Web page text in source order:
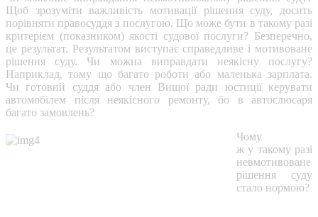
Щоб зрозуміти важливість мотивації рішення суду, досить
порівняти правосуддя з послугою. Що може бути в такому разі
критерієм (показником) якості судової послуги? Безперечно,
це результат. Результатом виступає справедливе і мотивоване
рішення суду. Чи можна виправдати неякісну послугу?
Наприклад, тому що багато роботи або маленька зарплата.
Чи готовий суддя або член Вищої ради юстиції керувати
автомобілем після неякісного ремонту, бо в автослюсаря
багато замовлень?
Чому
ж у такому разі
невмотивоване
рішення суду
стало нормою?